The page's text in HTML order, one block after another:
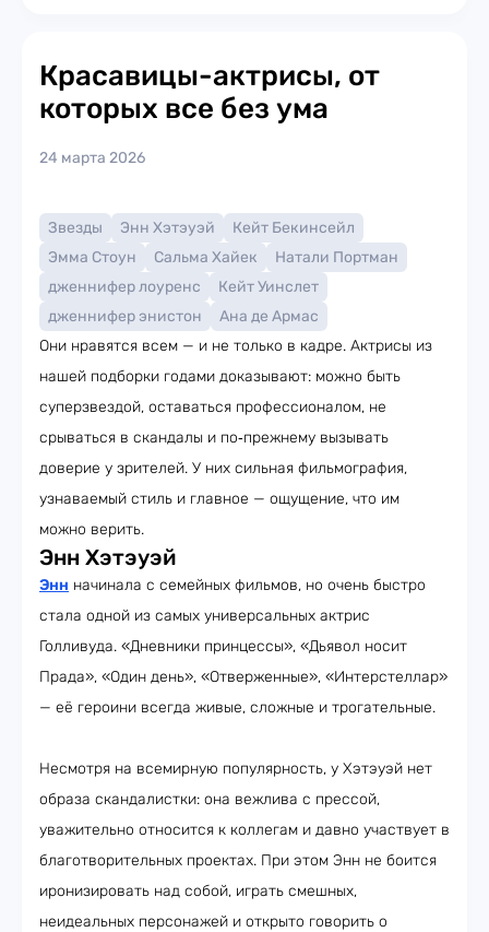
Красавицы-актрисы, от
которых все без ума
24 марта 2026
Звезды Энн Хэтэуэй
Кейт Бекинсейл
Эмма Стоун
Сальма Хайек
Натали Портман
дженнифер лоуренс
Кейт Уинслет
дженнифер энистон
Ана де Армас
Они нравятся всем — и не только в кадре. Актрисы из
нашей подборки годами доказывают: можно быть
суперзвездой, оставаться профессионалом, не
срываться в скандалы и по‑прежнему вызывать
доверие у зрителей. У них сильная фильмография,
узнаваемый стиль и главное — ощущение, что им
можно верить.
Энн Хэтэуэй
Энн начинала с семейных фильмов, но очень быстро
стала одной из самых универсальных актрис
Голливуда. «Дневники принцессы», «Дьявол носит
Прада», «Один день», «Отверженные», «Интерстеллар»
— её героини всегда живые, сложные и трогательные.
Несмотря на всемирную популярность, у Хэтэуэй нет
образа скандалистки: она вежлива с прессой,
уважительно относится к коллегам и давно участвует в
благотворительных проектах. При этом Энн не боится
иронизировать над собой, играть смешных,
неидеальных персонажей и открыто говорить о